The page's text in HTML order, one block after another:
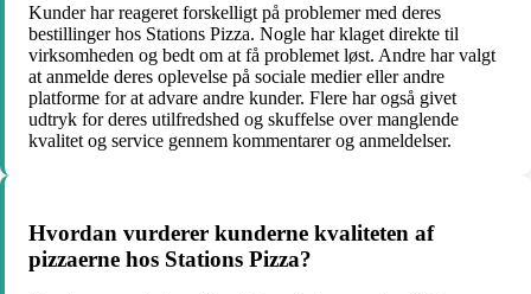
Kunder har reageret forskelligt på problemer med deres
bestillinger hos Stations Pizza. Nogle har klaget direkte til
virksomheden og bedt om at få problemet løst. Andre har valgt
at anmelde deres oplevelse på sociale medier eller andre
platforme for at advare andre kunder. Flere har også givet
udtryk for deres utilfredshed og skuffelse over manglende
kvalitet og service gennem kommentarer og anmeldelser.
Hvordan vurderer kunderne kvaliteten af
pizzaerne hos Stations Pizza?